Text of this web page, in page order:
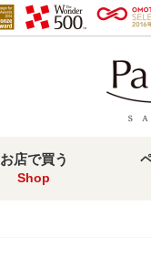
お店で買う
Shop